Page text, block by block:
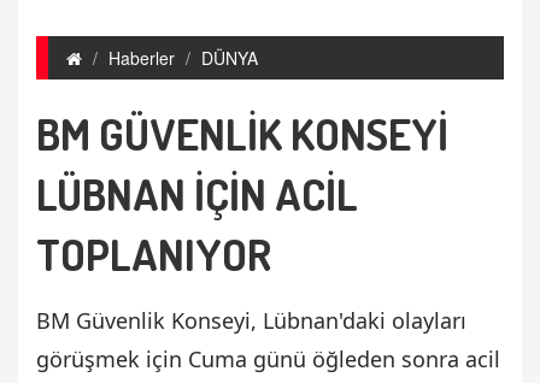
Haberler DÜNYA
BM GÜVENLİK KONSEYİ
LÜBNAN İÇİN ACİL
TOPLANIYOR
BM Güvenlik Konseyi, Lübnan'daki olayları
görüşmek için Cuma günü öğleden sonra acil